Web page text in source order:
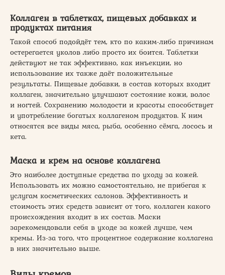
Коллаген в таблетках, пищевых добавках и
продуктах питания
Такой способ подойдёт тем, кто по каким-либо причинам
остерегается уколов либо просто их боится. Таблетки
действуют не так эффективно, как инъекции, но
использование их также даёт положительные
результаты. Пищевые добавки, в состав которых входит
коллаген, значительно улучшают состояние кожи, волос
и ногтей. Сохранению молодости и красоты способствует
и употребление богатых коллагеном продуктов. К ним
относятся все виды мяса, рыба, особенно сёмга, лосось и
кета.
Маска и крем на основе коллагена
Это наиболее доступные средства по уходу за кожей.
Использовать их можно самостоятельно, не прибегая к
услугам косметических салонов. Эффективность и
стоимость этих средств зависит от того, коллаген какого
происхождения входит в их состав. Маски
зарекомендовали себя в уходе за кожей лучше, чем
кремы. Из-за того, что процентное содержание коллагена
в них значительно выше.